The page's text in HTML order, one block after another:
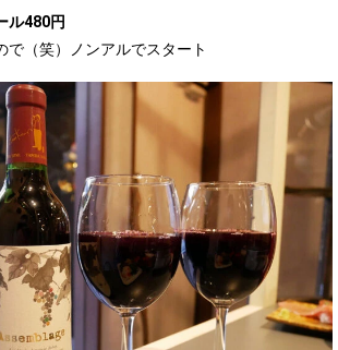
ル480円
で（笑）ノンアルでスタート